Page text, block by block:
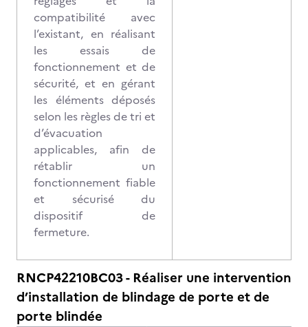
compatibilité avec
l’existant, en réalisant
les essais de
fonctionnement et de
sécurité, et en gérant
les éléments déposés
selon les règles de tri et
d’évacuation
applicables, afin de
rétablir un
fonctionnement fiable
et sécurisé du
dispositif de
fermeture.
RNCP42210BC03 - Réaliser une intervention
d’installation de blindage de porte et de
porte blindée